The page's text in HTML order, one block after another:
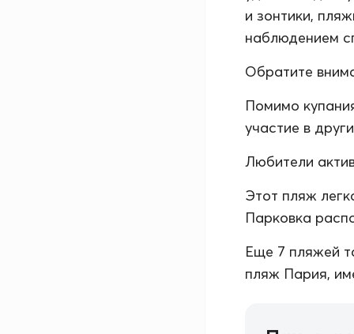
и зонтики,
наблюдением
Обратите
Помимо
участие в
Любители
Этот пляж
Парковка
Еще 7 пляжей
пляж Пария,